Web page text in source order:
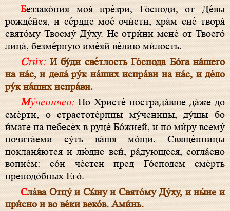
Беззако́ния моя́ пре́зри, Го́споди, от Де́вы
рожде́йся, и се́рдце мое́ очи́сти, хра́м сие́ творя́
свято́му Твоему́ Ду́ху. Не отри́ни мене́ от Твоего́
лица́, безме́рную име́яй ве́лию ми́лость.
Сти́х: И бу́ди све́тлость Го́спода Бо́га на́шего
на на́с, и дела́ ру́к на́ших испра́ви на на́с, и де́ло
ру́к на́ших испра́ви.
Му́ченичен: По Христе́ пострада́вше да́же до
сме́рти, о страстоте́рпцы му́ченицы, ду́шы бо
и́мате на небесе́х в руце́ Бо́жией, и по ми́ру всему́
почита́еми су́ть ва́шя мо́щи. Свяще́нницы
покланя́ются и лю́дие вси́, ра́дующеся, согла́сно
вопие́м: со́н че́стен пред Го́сподем сме́рть
преподо́бных Его́.
Сла́ва Отцу́ и Сы́ну и Свято́му Ду́ху, и ны́не и
при́сно и во ве́ки веко́в. Ами́нь.